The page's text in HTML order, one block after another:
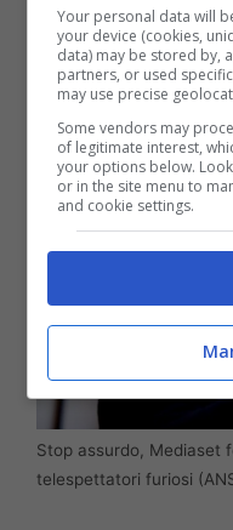
credevano di
gennaio e invece
Stop assurdo, Mediaset
telespettatori furiosi
Your personal data will
your device (cookies,
data) may be stored by,
partners, or used
may use precise
Some vendors may
of legitimate interest,
your options below.
or in the site menu to
and cookie settings.